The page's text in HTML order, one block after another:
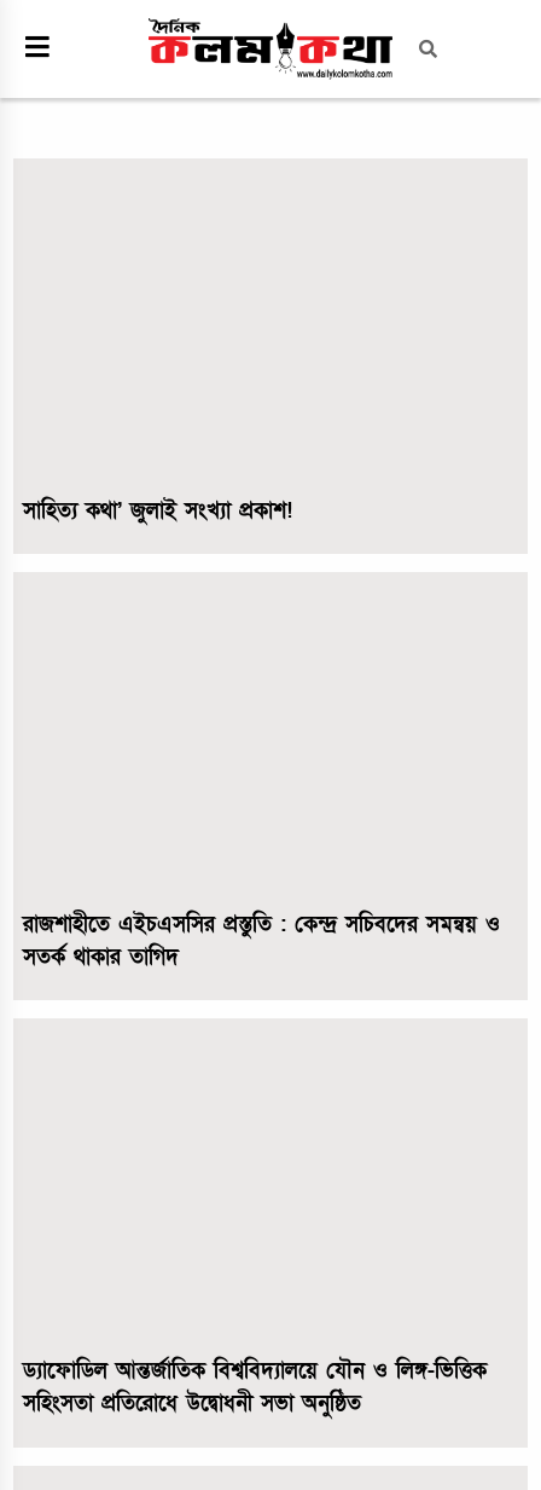
সাহিত্য কথা’ জুলাই সংখ্যা প্রকাশ!
রাজশাহীতে এইচএসসির প্রস্তুতি : কেন্দ্র সচিবদের সমন্বয় ও
সতর্ক থাকার তাগিদ
ড্যাফোডিল আন্তর্জাতিক বিশ্ববিদ্যালয়ে যৌন ও লিঙ্গ-ভিত্তিক
সহিংসতা প্রতিরোধে উদ্বোধনী সভা অনুষ্ঠিত